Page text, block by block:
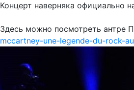
Концерт наверняка официально
Здесь можно посмотреть антре
mccartney-une-legende-du-rock-